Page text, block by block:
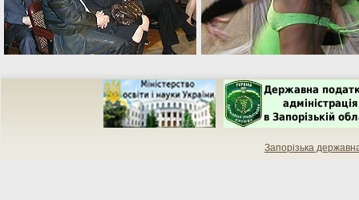
Запорізька